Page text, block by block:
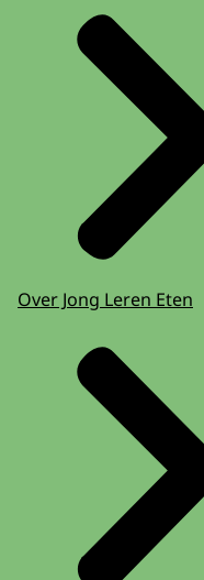
Over Jong Leren Eten